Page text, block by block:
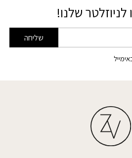
שלנו!
שליחה